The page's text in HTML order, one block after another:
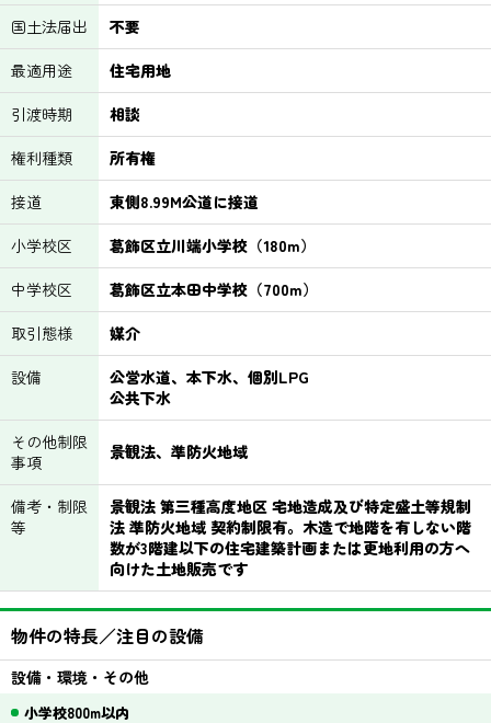
国土法届出
不要
最適用途
住宅用地
引渡時期
相談
権利種類
所有権
接道
東側8.99M公道に接道
小学校区
葛飾区立川端小学校（180m）
中学校区
葛飾区立本田中学校（700m）
取引態様
媒介
設備
公営水道、本下水、個別LPG
公共下水
その他制限
事項
景観法、準防火地域
備考・制限
等
景観法 第三種高度地区 宅地造成及び特定盛土等規制
法 準防火地域 契約制限有。木造で地階を有しない階
数が3階建以下の住宅建築計画または更地利用の方へ
向けた土地販売です
物件の特長／注目の設備
設備・環境・その他
小学校800m以内